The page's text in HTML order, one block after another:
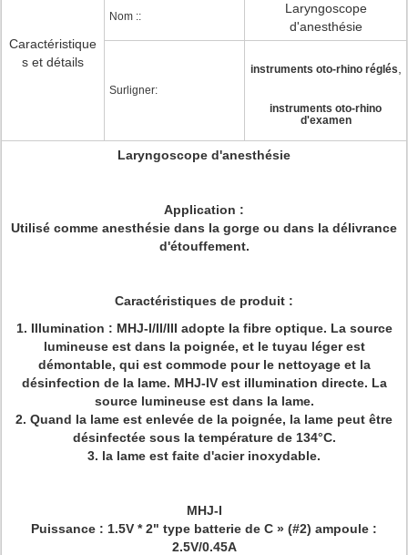
Caractéristique
s et détails
Nom ::
Laryngoscope
d'anesthésie
Surligner:
instruments oto-rhino réglés
instruments oto-rhino
d'examen
Laryngoscope d'anesthésie
Application :
Utilisé comme anesthésie dans la gorge ou dans la délivrance
d'étouffement.
Caractéristiques de produit :
1. Illumination : MHJ-I/II/III adopte la fibre optique. La source
lumineuse est dans la poignée, et le tuyau léger est
démontable, qui est commode pour le nettoyage et la
désinfection de la lame. MHJ-IV est illumination directe. La
source lumineuse est dans la lame.
2. Quand la lame est enlevée de la poignée, la lame peut être
désinfectée sous la température de 134°C.
3. la lame est faite d'acier inoxydable.
MHJ-I
Puissance : 1.5V * 2" type batterie de C » (#2) ampoule :
2.5V/0.45A